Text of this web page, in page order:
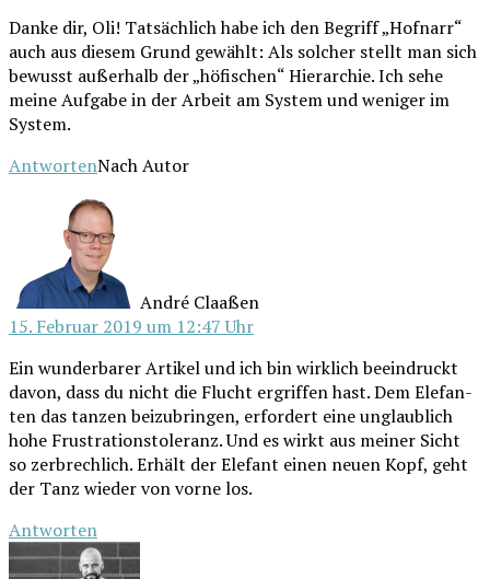
Dan­ke dir, Oli! Tat­säch­lich habe ich den Begriff „Hof­narr“
auch aus die­sem Grund gewählt: Als sol­cher stellt man sich
bewusst außer­halb der „höfi­schen“ Hier­ar­chie. Ich sehe
mei­ne Auf­ga­be in der Arbeit am Sys­tem und weni­ger im
System.
AntwortenNach Autor
André Claaßen
15. Februar 2019 um 12:47 Uhr
Ein wun­der­ba­rer Arti­kel und ich bin wirk­lich beein­druckt
davon, dass du nicht die Flucht ergrif­fen hast. Dem Ele­fan­
ten das tan­zen bei­zu­brin­gen, erfor­dert eine unglaub­lich
hohe Frus­tra­ti­ons­to­le­ranz. Und es wirkt aus mei­ner Sicht
so zer­brech­lich. Erhält der Ele­fant einen neu­en Kopf, geht
der Tanz wie­der von vor­ne los.
Antworten